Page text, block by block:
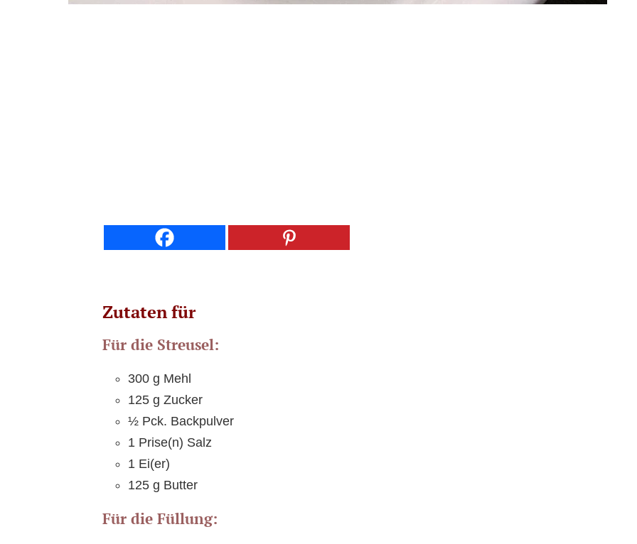
Zutaten für
Für die Streusel:
300 g Mehl
125 g Zucker
½ Pck. Backpulver
1 Prise(n) Salz
1 Ei(er)
125 g Butter
Für die Füllung: